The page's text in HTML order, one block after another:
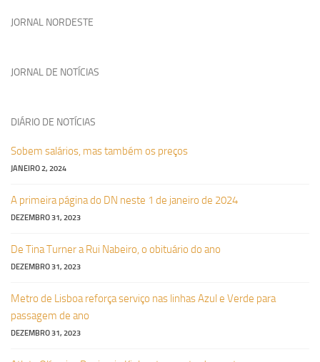
JORNAL NORDESTE
JORNAL DE NOTÍCIAS
DIÁRIO DE NOTÍCIAS
Sobem salários, mas também os preços
JANEIRO 2, 2024
A primeira página do DN neste 1 de janeiro de 2024
DEZEMBRO 31, 2023
De Tina Turner a Rui Nabeiro, o obituário do ano
DEZEMBRO 31, 2023
Metro de Lisboa reforça serviço nas linhas Azul e Verde para
passagem de ano
DEZEMBRO 31, 2023